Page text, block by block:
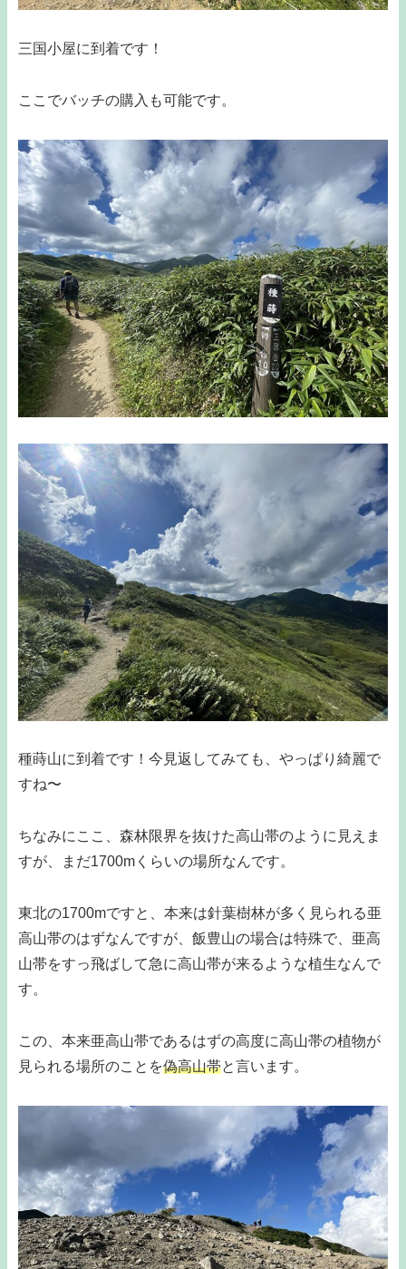
三国小屋に到着です！
ここでバッチの購入も可能です。
種蒔山に到着です！今見返してみても、やっぱり綺麗で
すね〜
ちなみにここ、森林限界を抜けた高山帯のように見えま
すが、まだ1700mくらいの場所なんです。
東北の1700mですと、本来は針葉樹林が多く見られる亜
高山帯のはずなんですが、飯豊山の場合は特殊で、亜高
山帯をすっ飛ばして急に高山帯が来るような植生なんで
す。
この、本来亜高山帯であるはずの高度に高山帯の植物が
見られる場所のことを偽高山帯と言います。